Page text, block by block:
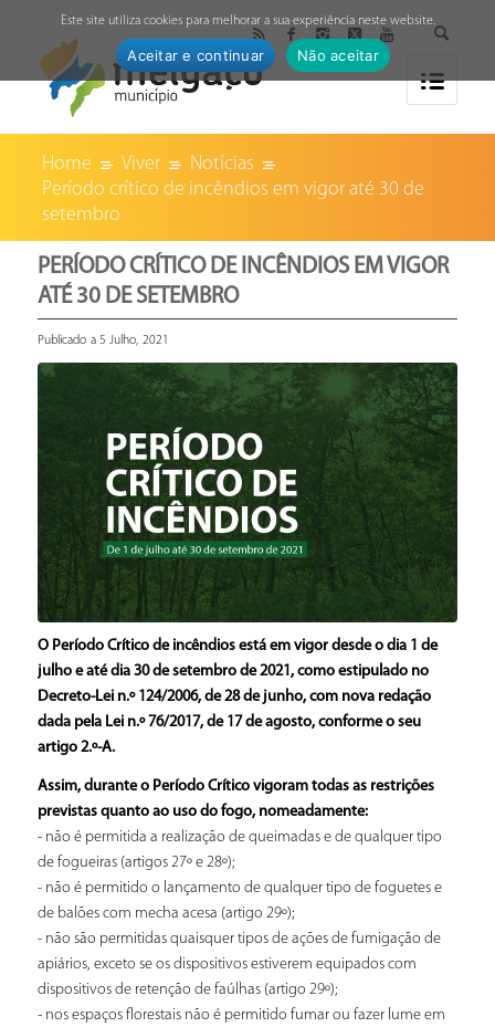
Home Viver
Notícias
Período crítico de incêndios em vigor até 30 de
setembro
PERÍODO CRÍTICO DE INCÊNDIOS EM VIGOR
ATÉ 30 DE SETEMBRO
Publicado a 5 Julho, 2021
O Período Crítico de incêndios está em vigor desde o dia 1 de
julho e até dia 30 de setembro de 2021, como estipulado no
Decreto-Lei n.º 124/2006, de 28 de junho, com nova redação
dada pela Lei n.º 76/2017, de 17 de agosto, conforme o seu
artigo 2.º-A.
Assim, durante o Período Crítico vigoram todas as restrições
previstas quanto ao uso do fogo, nomeadamente:
­- não é permitida a realização de queimadas e de qualquer tipo
de fogueiras (artigos 27º e 28º);
­- não é permitido o lançamento de qualquer tipo de foguetes e
de balões com mecha acesa (artigo 29º);
­- não são permitidas quaisquer tipos de ações de fumigação de
apiários, exceto se os dispositivos estiverem equipados com
dispositivos de retenção de faúlhas (artigo 29º);
­- nos espaços florestais não é permitido fumar ou fazer lume em
Este site utiliza cookies para melhorar a sua experiência neste website.
Aceitar e continuar Não aceitar